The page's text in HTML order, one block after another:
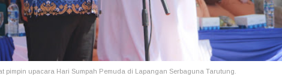
pimpin upacara Hari Sumpah Pemuda di Lapangan Serbaguna Tarutung.